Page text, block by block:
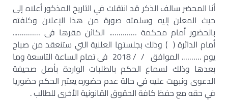
أنا المحضر سالف الذكر قد انتقلت في التاريخ المذكور أعلاه إلى
حيث المعلن إليه وسلمته صورة من هذا الإعلان وكلفته
بالحضور أمام محكمة ………….. الكائن مقرها فى …………..
أمام الدائرة ( ) وذلك بجلستها العلنية التي ستنعقد من صباح
يوم ………. الموافق / / 2018 فى تمام الساعة التاسعة وما
بعدها وذلك لسماع الحكم بالطلبات الواردة بأصل صحيفة
الدعوى ونبهت عليه في حالة عدم حضوره يعتبر الحكم حضوريا
في حقه مع حفظ كافة الحقوق القانونية الأخرى للطالب .